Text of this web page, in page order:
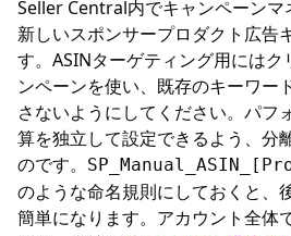
Seller Central内でキャンペーンマ
新しいスポンサープロダクト広告
す。ASINターゲティング用にはク
ンペーンを使い、既存のキーワー
さないようにしてください。パフ
算を独立して設定できるよう、分
のです。
のような命名規則にしておくと、
簡単になります。アカウント全体